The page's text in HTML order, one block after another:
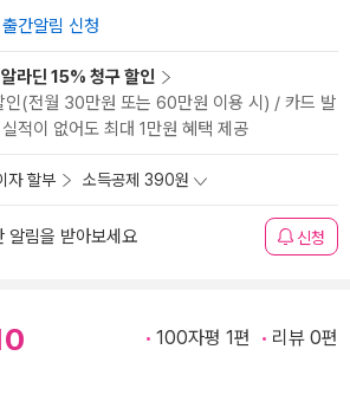
간알림 신청
라딘 15% 청구 할인
인(전월 30만원 또는 60만원 이용 시) / 카드 발
적이 없어도 최대 1만원 혜택 제공
자 할부 소득공제 390원
알림을 받아보세요 신청
100자평 1편 리뷰 0편